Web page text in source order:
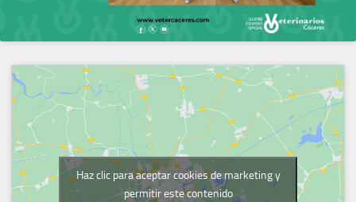
Haz clic para aceptar cookies de marketing y
permitir este contenido